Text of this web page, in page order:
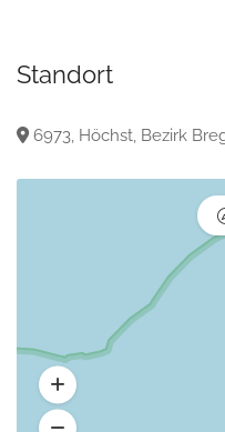
Standort
6973, Höchst, Bezirk